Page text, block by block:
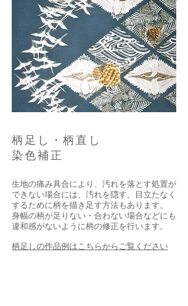
柄足し・柄直し
染色補正
生地の痛み具合により、汚れを落とす処置が
できない場合には、汚れを隠す、目立たなく
するために柄を描き足す方法もあります。
身幅の柄が足りない・合わない場合などにも
違和感がないように柄の修正を行います。
柄足しの作品例はこちらからご覧ください